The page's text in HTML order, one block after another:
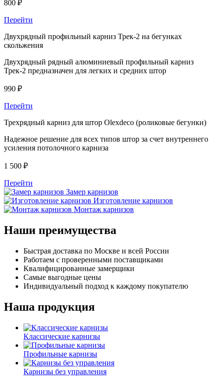
800 ₽
Перейти
Двухрядный профильный карниз Трек-2 на бегунках
скольжения
Двухрядный рядный алюминиевый профильный карниз
Трек-2 предназначен для легких и средних штор
990 ₽
Перейти
Трехрядный карниз для штор Olexdeco (роликовые бегунки)
Надежное решение для всех типов штор за счет внутреннего
усиления потолочного карниза
1 500 ₽
Перейти
Замер карнизов
Изготовление карнизов
Монтаж карнизов
Наши преимущества
Быстрая доставка по Москве и всей России
Работаем с проверенными поставщиками
Квалифицированные замерщики
Самые выгодные цены
Индивидуальный подход к каждому покупателю
Наша продукция
Классические карнизы
Профильные карнизы
Карнизы без управления